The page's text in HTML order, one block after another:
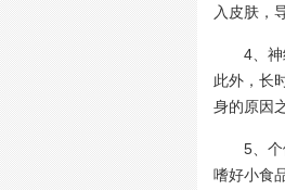
入皮肤，
4、神经
此外，长
身的原因
5、个体
嗜好小食